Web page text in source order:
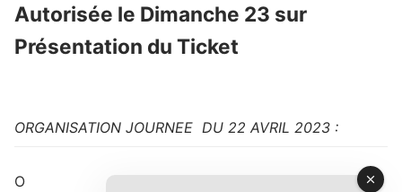
Autorisée le Dimanche 23 sur
Présentation du Ticket
ORGANISATION JOURNEE DU 22 AVRIL 2023 :
O